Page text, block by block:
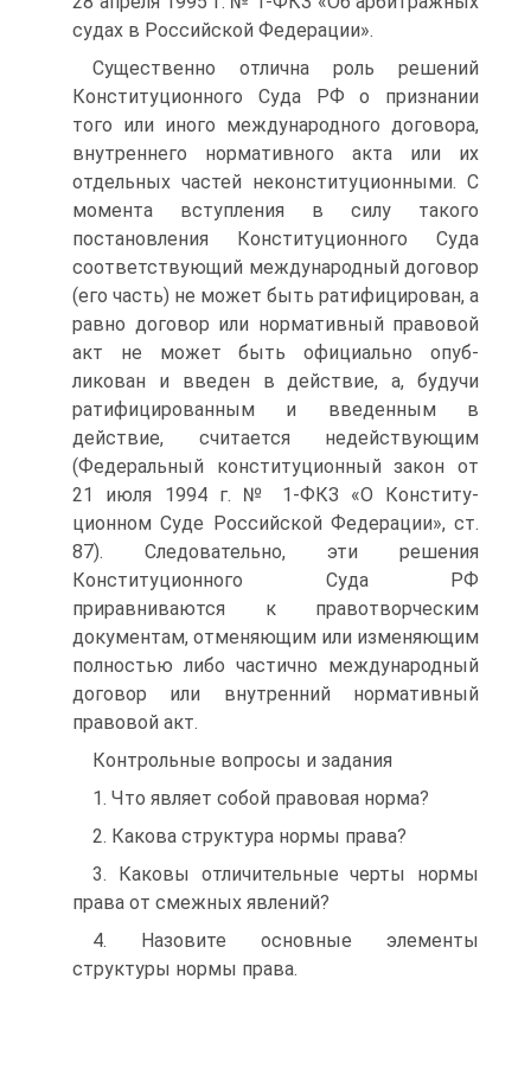
судах в Россий­ской Федерации».
Существенно отлична роль решений
Конституционного Суда РФ о признании
того или иного международного договора,
внут­реннего нормативного акта или их
отдельных частей неконститу­ционными. С
момента вступления в силу такого
постановления Конституционного Суда
соответствующий международный дого­вор
(его часть) не может быть ратифицирован, а
равно договор или нормативный правовой
акт не может быть официально опуб­
ликован и введен в действие, а, будучи
ратифицированным и вве­денным в
действие, считается недействующим
(Федеральный кон­ституционный закон от
21 июля 1994 г. № 1-ФКЗ «О Конститу­
ционном Суде Российской Федерации», ст.
87). Следовательно, эти решения
Конституционного Суда РФ
приравниваются к пра­вотворческим
документам, отменяющим или изменяющим
пол­ностью либо частично международный
договор или внутренний нормативный
правовой акт.
Контрольные вопросы и задания
1. Что являет собой правовая норма?
2. Какова структура нормы права?
3. Каковы отличительные черты нормы
права от смежных явлений?
4. Назовите основные элементы
структуры нормы права.